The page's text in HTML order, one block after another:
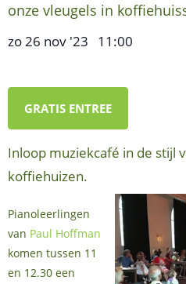
onze vleugels in
zo 26 nov '23 11:00
GRATIS ENTREE
Inloop muziekcafé in de stijl
koffiehuizen.
Pianoleerlingen
van Paul Hoffman
komen tussen 11
en 12.30 een